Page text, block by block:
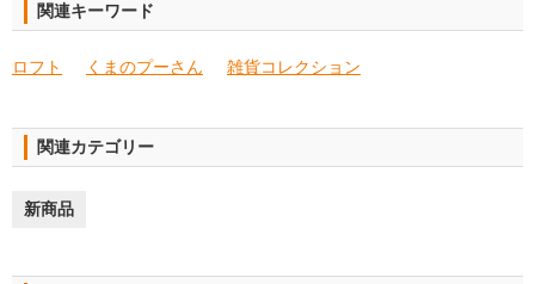
関連キーワード
ロフト くまのプーさん 雑貨コレクション
関連カテゴリー
新商品